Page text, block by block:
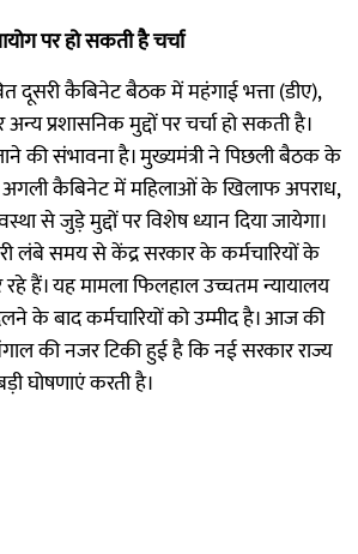
पर हो सकती है चर्चा
दूसरी कैबिनेट बैठक में महंगाई भत्ता (डीए),
प्रशासनिक मुद्दों पर चर्चा हो सकती है।
की संभावना है। मुख्यमंत्री ने पिछली बैठक के
अगली कैबिनेट में महिलाओं के खिलाफ अपराध,
से जुड़े मुद्दों पर विशेष ध्यान दिया जायेगा।
लंबे समय से केंद्र सरकार के कर्मचारियों के
रहे हैं। यह मामला फिलहाल उच्चतम न्यायालय
के बाद कर्मचारियों को उम्मीद है। आज की
की नजर टिकी हुई है कि नई सरकार राज्य
घोषणाएं करती है।